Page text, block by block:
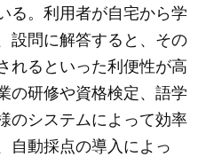
る。利用者が自宅から学
設問に解答すると、その
れるといった利便性が高
の研修や資格検定、語学
のシステムによって効率
自動採点の導入によっ